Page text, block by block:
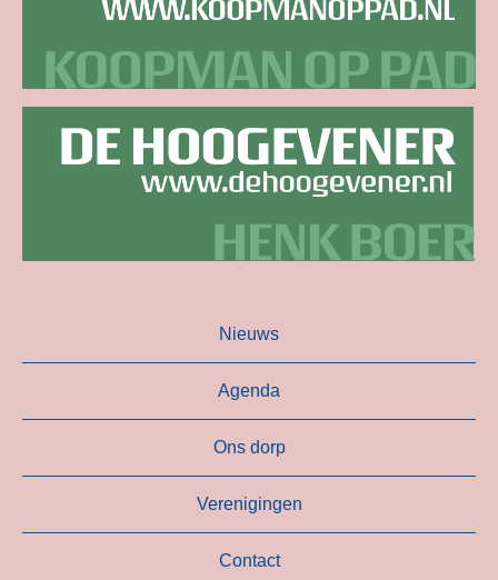
Nieuws
Agenda
Ons dorp
Verenigingen
Contact